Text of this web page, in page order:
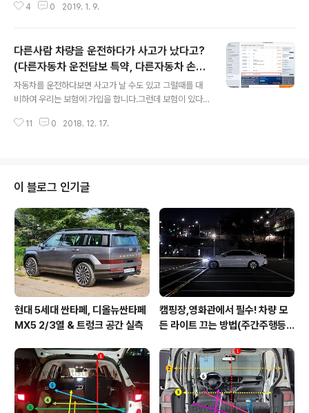
다는 점 알고 계셨나요? 차량을 매각하는 방법에 따라서 필
18/10/24 - [자동차/자동차 관련 정보] - 자동차보험 문
자한통으로 해지하기(말소해지, 삼성화재다이렉트) 이번에
는 자동차보험해지의 가장 흔한 이유인 타던 차량을 중고
차 매매상 또는 개인 등에 매각했을 때그동안의 삼성화재
자동차보험을 아주 편하게 이메일 한통으로 해지하는 방법
입니다. 1. 계약자 통장사본2. 매매계약서 or 자동차등록증
4 0 2019. 1. 9.
다른사람 차량을 운전하다가 사고가 났다고?
(다른자동차 운전담보 특약, 다른자동차 손해
지원 특약)
자동차를 운전하다보면 사고가 날 수도 있고 그럴때를 대
비하여 우리는 보험에 가입을 합니다.그런데 보험이 있다
사가 보상의 '책임을 면하는' 사항일 때 아주 골치가 아파집
'대인(사람피해)'에서는 일정부분 보상이 되는데'대물' 그
러니까 물건 피해는 고스란히 운전자 또는 소유자가 모두
보상해야 합니다.(머지않아 개정될 수 있습니다.)다른 사례
로 오랜만에 만난 친구의 차량을 운전해보다가 사고가 났
는데그 차량은 친구만이 운전할 수 있게 보험가입을 해두
었다면 이 또한 대물에서는 전혀 보상되는 것이..
11 0 2018. 12. 17.
이 블로그 인기글
현대 5세대 싼타페, 디올뉴싼타페
MX5 2/3열 & 트렁크 공간 실측
캠핑장,영화관에서 필수! 차량 모
든 라이트 끄는 방법(주간주행등D